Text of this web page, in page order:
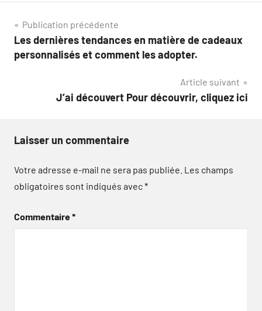
Navigation
de
Publication précédente
Les dernières tendances en matière de cadeaux
personnalisés et comment les adopter.
Article suivant
J’ai découvert Pour découvrir, cliquez ici
Laisser un commentaire
Votre adresse e-mail ne sera pas publiée. Les champs
obligatoires sont indiqués avec*
Commentaire*